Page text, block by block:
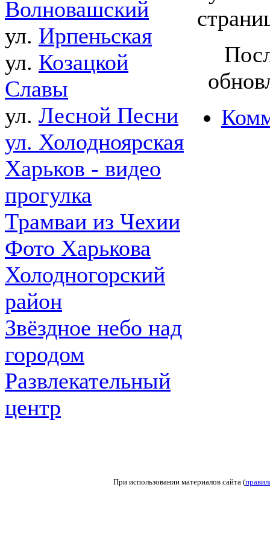
Волновашский
ул. Ирпеньская
ул. Козацкой
Славы
ул. Лесной Песни
ул. Холодноярская
Харьков - видео
прогулка
Трамваи из Чехии
Фото Харькова
Холодногорский
район
Звёздное небо над
городом
Развлекательный
центр
При использовании материалов сайта (